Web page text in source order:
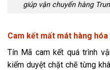
giúp vận chuyển hàng
Cam kết mất mát hàng
Tín Mã cam kết quá trình
kiểm duyệt chặt chẽ từng